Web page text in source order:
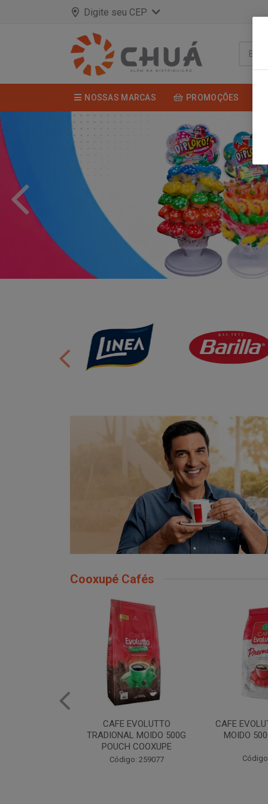
Digite seu CEP
NOSSAS MARCAS PROMOÇÕES
Cooxupé Cafés
CAFE EVOLUTTO PREMIUM
MOIDO 500G COOXUPE
Código: 259094
FILTRO
103